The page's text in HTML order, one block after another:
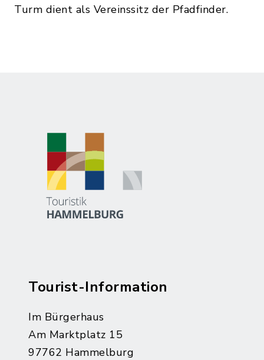
Turm dient als Vereinssitz der Pfadfinder.
Tourist-Information
Im Bürgerhaus
Am Marktplatz 15
97762 Hammelburg